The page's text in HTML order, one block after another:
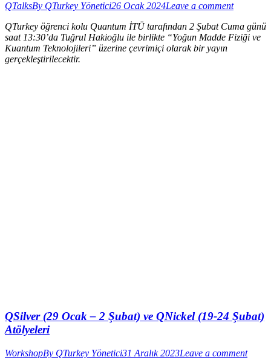
QTalksBy QTurkey Yönetici26 Ocak 2024Leave a comment
QTurkey öğrenci kolu Quantum İTÜ tarafından 2 Şubat Cuma günü
saat 13:30’da Tuğrul Hakioğlu ile birlikte “Yoğun Madde Fiziği ve
Kuantum Teknolojileri” üzerine çevrimiçi olarak bir yayın
gerçekleştirilecektir.
QSilver (29 Ocak – 2 Şubat) ve QNickel (19-24 Şubat)
Atölyeleri
WorkshopBy QTurkey Yönetici31 Aralık 2023Leave a comment